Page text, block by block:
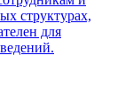
структурах,
для